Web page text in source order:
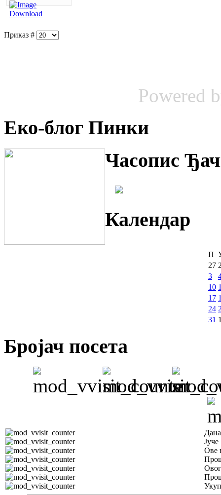
Приказ #
Powered
Еко-блог Пинки
Часопис
Календар
П
27
3
10
17
24
31
Бројач посета
Јуче
Ове